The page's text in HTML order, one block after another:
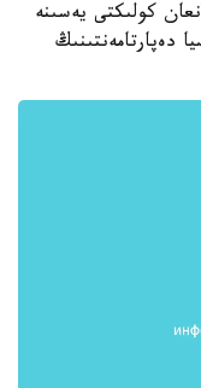
كولىكتى يەسىنە
دەپارتامەنتىنىڭ